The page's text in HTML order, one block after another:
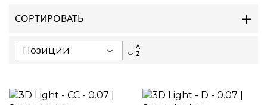
СОРТИРОВАТЬ
Set